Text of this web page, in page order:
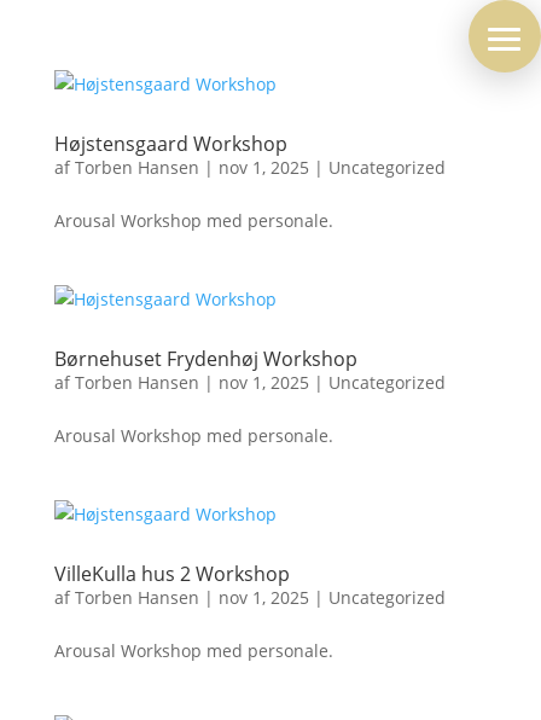
Højstensgaard Workshop
afTorben Hansen | nov 1, 2025 | Uncategorized
Arousal Workshop med personale.
Børnehuset Frydenhøj Workshop
afTorben Hansen | nov 1, 2025 | Uncategorized
Arousal Workshop med personale.
VilleKulla hus 2 Workshop
afTorben Hansen | nov 1, 2025 | Uncategorized
Arousal Workshop med personale.